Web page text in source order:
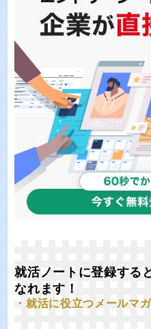
就活ノートに登録する
なれます！
・就活に役立つメールマ